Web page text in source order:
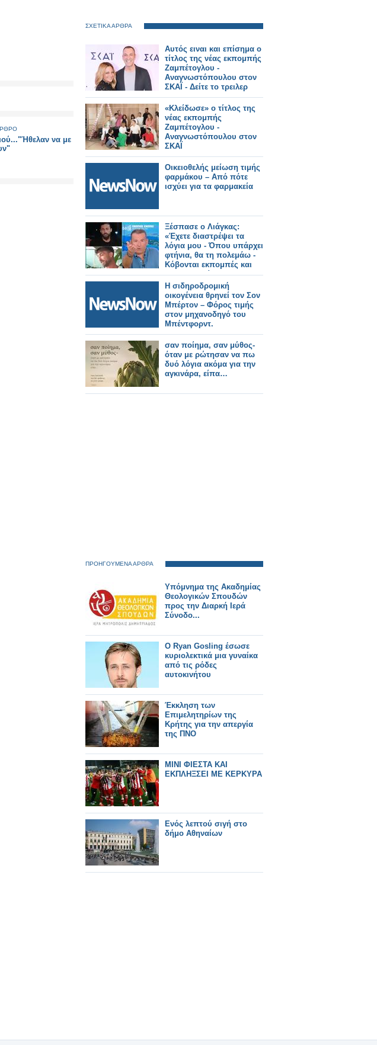
να με
ΣΧΕΤΙΚΑ ΑΡΘΡΑ
Αυτός ειναι και επίσημα ο
τίτλος της νέας εκπομπής
Ζαμπέτογλου -
Αναγνωστόπουλου στον
ΣΚΑΪ - Δείτε το τρειλερ
«Κλείδωσε» ο τίτλος της
νέας εκπομπής
Ζαμπέτογλου -
Αναγνωστόπουλου στον
ΣΚΑΪ
Οικειοθελής μείωση τιμής
φαρμάκου – Από πότε
ισχύει για τα φαρμακεία
Ξέσπασε ο Λιάγκας:
«Έχετε διαστρέψει τα
λόγια μου - Όπου υπάρχει
φτήνια, θα τη πολεμάω -
Κόβονται εκπομπές και
δεν αντικαθίστανται
Η σιδηροδρομική
οικογένεια θρηνεί τον Σον
Μπέρτον – Φόρος τιμής
στον μηχανοδηγό του
Μπέντφορντ.
σαν ποίημα, σαν μύθος-
όταν με ρώτησαν να πω
δυό λόγια ακόμα για την
αγκινάρα, είπα…
ΠΡΟΗΓΟΥΜΕΝΑ ΑΡΘΡΑ
Υπόμνημα της Ακαδημίας
Θεολογικών Σπουδών
προς την Διαρκή Ιερά
Σύνοδο...
Ο Ryan Gosling έσωσε
κυριολεκτικά μια γυναίκα
από τις ρόδες
αυτοκινήτου
Έκκληση των
Επιμελητηρίων της
Κρήτης για την απεργία
της ΠΝΟ
ΜΙΝΙ ΦΙΕΣΤΑ ΚΑΙ
ΕΚΠΛΗΞΣΕΙ ΜΕ ΚΕΡΚΥΡΑ
Ενός λεπτού σιγή στο
δήμο Αθηναίων